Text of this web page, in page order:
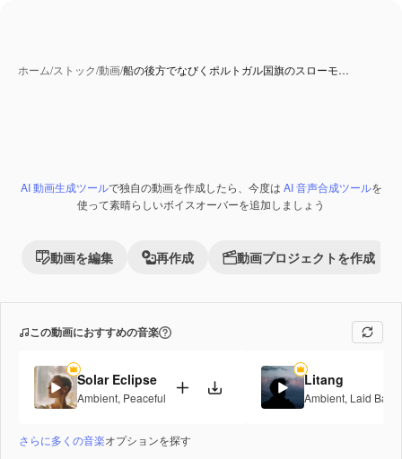
ホーム/ストック/動画/船の後方でなびくポルトガル国旗のスローモ…
Premium
AI 動画生成ツールで独自の動画を作成したら、今度は AI 音声合成ツールを
使って素晴らしいボイスオーバーを追加しましょう
動画を編集 再作成 動画プロジェクトを作成
この動画におすすめの音楽
Solar Eclipse
Ambient, Peaceful
Litang
Ambient, Laid Back
さらに多くの音楽オプションを探す